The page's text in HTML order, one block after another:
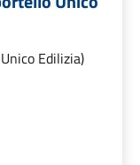
Edilizia)